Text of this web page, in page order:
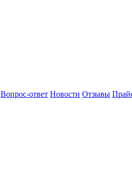
Вопрос-ответ Новости Отзывы